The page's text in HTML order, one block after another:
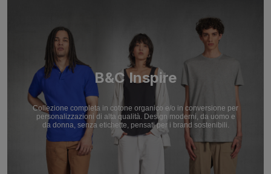
B&C Inspire
Collezione completa in cotone organico e/o in conversione per
personalizzazioni di alta qualità. Design moderni, da uomo e
da donna, senza etichette, pensati per i brand sostenibili.